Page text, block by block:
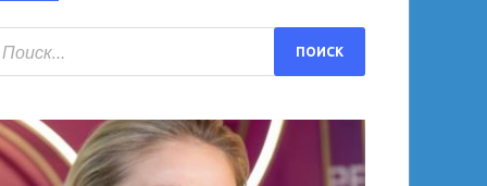
все за спиной!» Летучая
на СТС